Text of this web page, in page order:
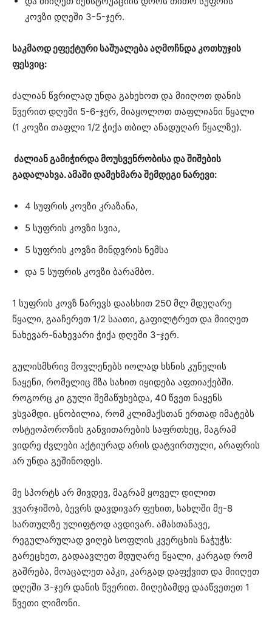
კოვზი დღეში 3-5-ჯერ.
საკმაოდ ეფექტური საშუალება აღმოჩნდა კოთხუჯის
ფესვიც:
ძალიან წვრილად უნდა გახეხოთ და მიიღოთ დანის
წვერით დღეში 5-6-ჯერ, მიაყოლოთ თაფლიანი წყალი
(1 კოვზი თაფლი 1/2 ჭიქა თბილ ანადუღარ წყალზე).
ძალიან გამიჭირდა მოუსვენრობისა და შიშების
გადალახვა. ამაში დამეხმარა შემდეგი ნარევი:
4 სუფრის კოვზი კრაზანა,
5 სუფრის კოვზი სვია,
5 სუფრის კოვზი მინდვრის ნემსა
და 5 სუფრის კოვზი ბარამბო.
1 სუფრის კოვზ ნარევს დაასხით 250 მლ მდუღარე
წყალი, გააჩერეთ 1/2 საათი, გაფილტრეთ და მიიღეთ
ნახევარ-ნახევარი ჭიქა დღეში 3-ჯერ.
გულისმხრივ მოვლენებს იოლად ხსნის კუნელის
ნაყენი, რომელიც მზა სახით იყიდება აფთიაქებში.
როგორც კი გული შემაწუხებდა, 40 წვეთ ნაყენს
ვსვამდი. ცნობილია, რომ კლიმაქსთან ერთად იმატებს
ოსტეოპოროზის განვითარების საფრთხეც, მაგრამ
ვიდრე ძვლები აქტიურად არის დატვირთული, არაფრის
არ უნდა გეშინოდეს.
მე სპორტს არ მივდევ, მაგრამ ყოველ დილით
ვვარჯიშობ, ბევრს დავდივარ ფეხით, სახლში მე-8
სართულზე ულიფტოდ ავდივარ. ამასთანავე,
რეგულარულად ვიღებ სოფლის კვერცხის ნაჭუჭს:
გარეცხეთ, გადაავლეთ მდუღარე წყალი, კარგად რომ
გაშრება, მოაცალეთ აპკი, კარგად დაფქვით და მიიღეთ
დღეში 3-ჯერ დანის წვერით. მიღებამდე დააწვეთეთ 1
წვეთი ლიმონი.